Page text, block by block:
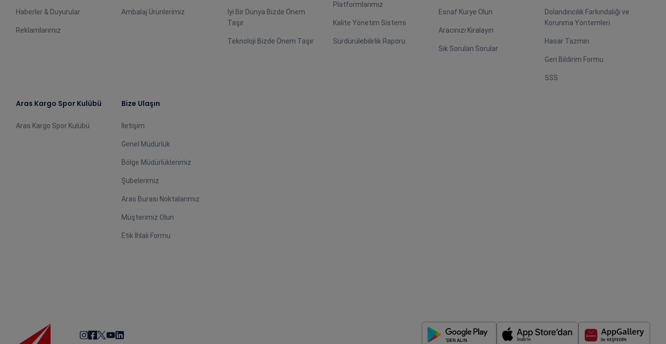
Haberler & Duyurular
Reklamlarımız
Ambalaj Ürünlerimiz
İyi Bir Dünya Bizde Önem
Taşır
Teknoloji Bizde Önem Taşır
Platformlarımız
Kalite Yönetim Sistemi
Sürdürülebilirlik Raporu
Esnaf Kurye Olun
Aracınızı Kiralayın
Sık Sorulan Sorular
Dolandırıcılık Farkındalığı ve
Korunma Yöntemleri
Hasar Tazmin
Geri Bildirim Formu
SSS
Aras Kargo Spor Kulübü
Aras Kargo Spor Kulübü
Bize Ulaşın
İletişim
Genel Müdürlük
Bölge Müdürlüklerimiz
Şubelerimiz
Aras Burası Noktalarımız
Müşterimiz Olun
Etik İhlali Formu